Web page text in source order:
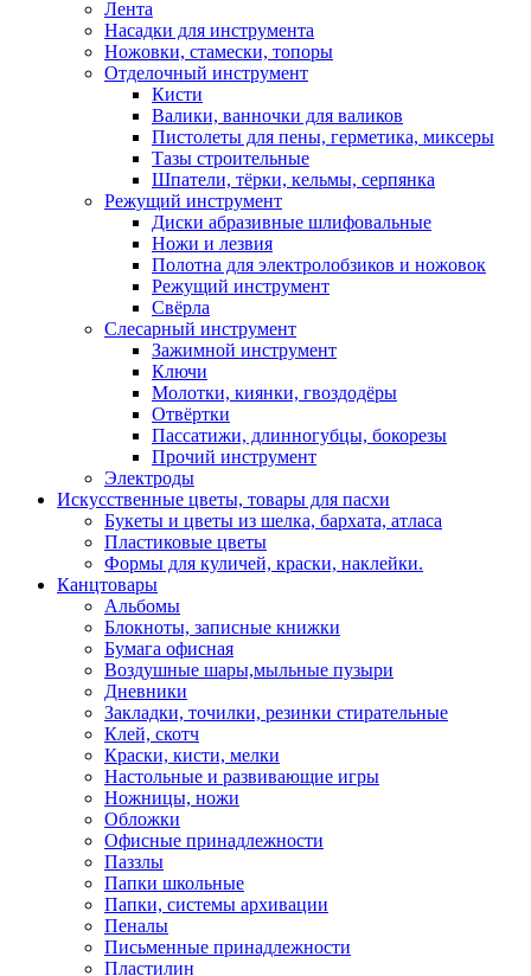
Лента
Насадки для инструмента
Ножовки, стамески, топоры
Отделочный инструмент
Кисти
Валики, ванночки для валиков
Пистолеты для пены, герметика, миксеры
Тазы строительные
Шпатели, тёрки, кельмы, серпянка
Режущий инструмент
Диски абразивные шлифовальные
Ножи и лезвия
Полотна для электролобзиков и ножовок
Режущий инструмент
Свёрла
Слесарный инструмент
Зажимной инструмент
Ключи
Молотки, киянки, гвоздодёры
Отвёртки
Пассатижи, длинногубцы, бокорезы
Прочий инструмент
Электроды
Искусственные цветы, товары для пасхи
Букеты и цветы из шелка, бархата, атласа
Пластиковые цветы
Формы для куличей, краски, наклейки.
Канцтовары
Альбомы
Блокноты, записные книжки
Бумага офисная
Воздушные шары,мыльные пузыри
Дневники
Закладки, точилки, резинки стирательные
Клей, скотч
Краски, кисти, мелки
Настольные и развивающие игры
Ножницы, ножи
Обложки
Офисные принадлежности
Паззлы
Папки школьные
Папки, системы архивации
Пеналы
Письменные принадлежности
Пластилин